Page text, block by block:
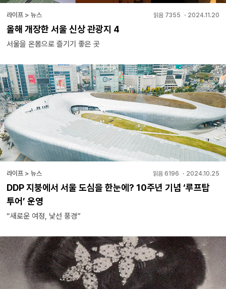
라이프 > 뉴스 읽음 7355 ・ 2024.11.20
올해 개장한 서울 신상 관광지 4
서울을 온몸으로 즐기기 좋은 곳
라이프 > 뉴스 읽음 6196 ・ 2024.10.25
DDP 지붕에서 서울 도심을 한눈에? 10주년 기념 ‘루프탑
투어’ 운영
“새로운 여정, 낯선 풍경”